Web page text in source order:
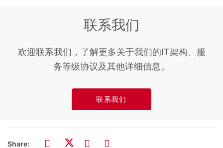
联系我们
欢迎联系我们，了解更多关于我们的IT架构、服
务等级协议及其他详细信息。
联系我们
Share: